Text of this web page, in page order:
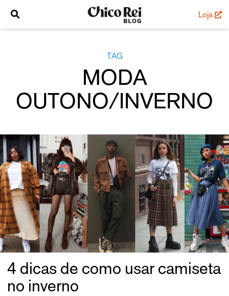
Loja
TAG
MODA
OUTONO/INVERNO
4 dicas de como usar camiseta
no inverno